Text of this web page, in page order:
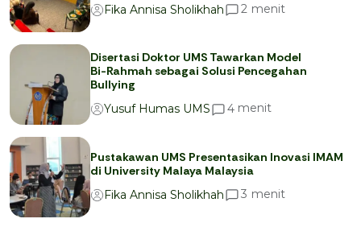
Fika Annisa Sholikhah
2 menit
Disertasi Doktor UMS Tawarkan Model
Bi-Rahmah sebagai Solusi Pencegahan
Bullying
Yusuf Humas UMS
4 menit
Pustakawan UMS Presentasikan Inovasi IMAM
di University Malaya Malaysia
Fika Annisa Sholikhah
3 menit